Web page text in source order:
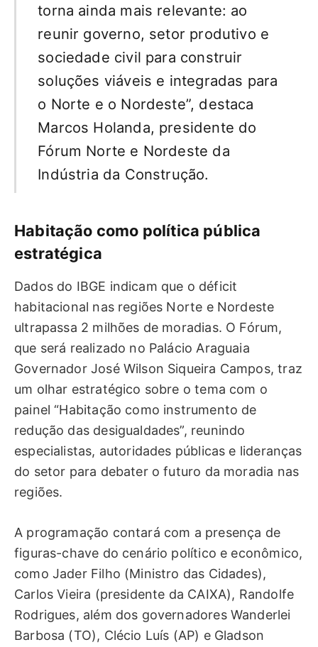
torna ainda mais relevante: ao
reunir governo, setor produtivo e
sociedade civil para construir
soluções viáveis e integradas para
o Norte e o Nordeste”, destaca
Marcos Holanda, presidente do
Fórum Norte e Nordeste da
Indústria da Construção.
Habitação como política pública
estratégica
Dados do IBGE indicam que o déficit
habitacional nas regiões Norte e Nordeste
ultrapassa 2 milhões de moradias. O Fórum,
que será realizado no Palácio Araguaia
Governador José Wilson Siqueira Campos, traz
um olhar estratégico sobre o tema com o
painel “Habitação como instrumento de
redução das desigualdades”, reunindo
especialistas, autoridades públicas e lideranças
do setor para debater o futuro da moradia nas
regiões.
A programação contará com a presença de
figuras-chave do cenário político e econômico,
como Jader Filho (Ministro das Cidades),
Carlos Vieira (presidente da CAIXA), Randolfe
Rodrigues, além dos governadores Wanderlei
Barbosa (TO), Clécio Luís (AP) e Gladson